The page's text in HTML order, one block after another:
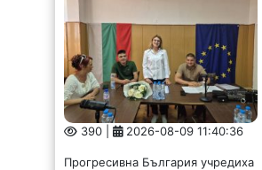
390 | 2026-08-09 11:40:36
Прогресивна България учредиха